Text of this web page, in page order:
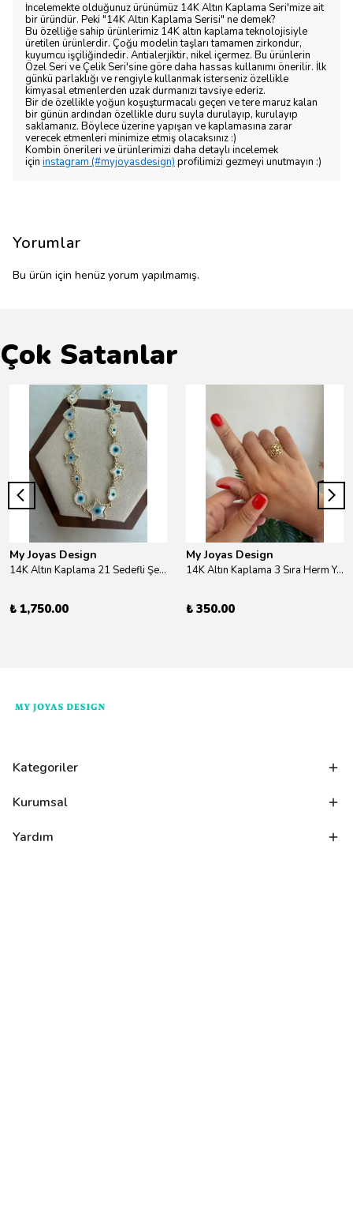
İncelemekte olduğunuz ürünümüz 14K Altın Kaplama Seri'mize ait
bir üründür. Peki "14K Altın Kaplama Serisi" ne demek?
Bu özelliğe sahip ürünlerimiz 14K altın kaplama teknolojisiyle
üretilen ürünlerdir. Çoğu modelin taşları tamamen zirkondur,
kuyumcu işçiliğindedir. Antialerjiktir, nikel içermez. Bu ürünlerin
Özel Seri ve Çelik Seri'sine göre daha hassas kullanımı önerilir. İlk
günkü parlaklığı ve rengiyle kullanmak isterseniz özellikle
kimyasal etmenlerden uzak durmanızı tavsiye ederiz.
Bir de özellikle yoğun koşuşturmacalı geçen ve tere maruz kalan
bir günün ardından özellikle duru suyla durulayıp, kurulayıp
saklamanız. Böylece üzerine yapışan ve kaplamasına zarar
verecek etmenleri minimize etmiş olacaksınız :)
Kombin önerileri ve ürünlerimizi daha detaylı incelemek
için instagram (#myjoyasdesign) profilimizi gezmeyi unutmayın :)
Yorumlar
Bu ürün için henüz yorum yapılmamış.
Çok Satanlar
My Joyas Design
14K Altın Kaplama 21 Sedefli Şekiller Kolye 46cm
₺ 1,750.00
My Joyas Design
14K Altın Kaplama 3 Sıra Herm Yüzük Gold
₺ 350.00
Kategoriler
Kurumsal
Yardım